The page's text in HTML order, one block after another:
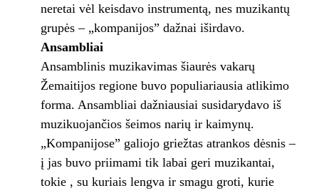
neretai vėl keisdavo instrumentą, nes muzikantų
grupės – „kompanijos” dažnai iširdavo.
Ansambliai
Ansamblinis muzikavimas šiaurės vakarų
Žemaitijos regione buvo populiariausia atlikimo
forma. Ansambliai dažniausiai susidarydavo iš
muzikuojančios šeimos narių ir kaimynų.
„Kompanijose” galiojo griežtas atrankos dėsnis –
į jas buvo priimami tik labai geri muzikantai,
tokie , su kuriais lengva ir smagu groti, kurie